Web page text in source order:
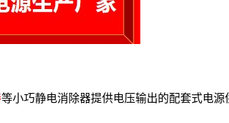
等小巧静电消除器提供电压输出的配套式电